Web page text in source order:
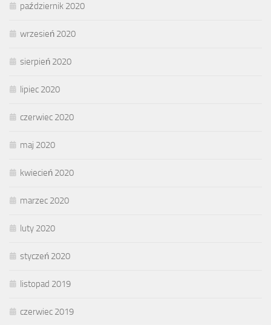
październik 2020
wrzesień 2020
sierpień 2020
lipiec 2020
czerwiec 2020
maj 2020
kwiecień 2020
marzec 2020
luty 2020
styczeń 2020
listopad 2019
czerwiec 2019